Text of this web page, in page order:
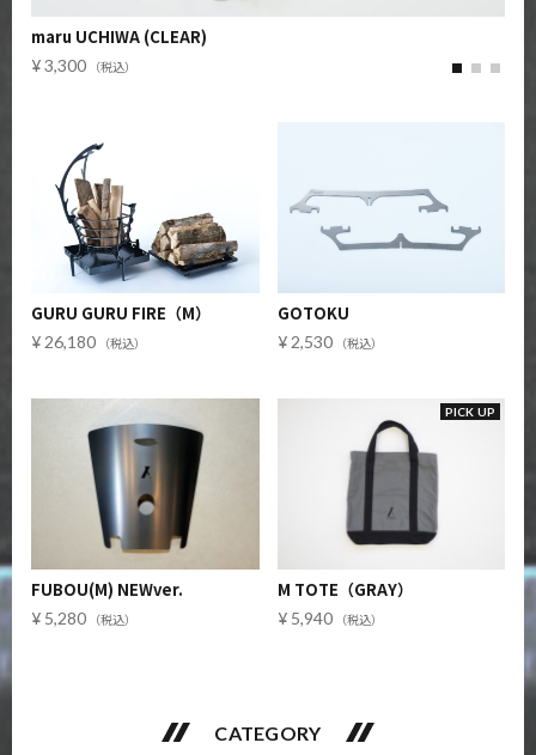
maru UCHIWA (CLEAR)
3,300
GURU GURU FIRE（M）
26,180
GOTOKU
2,530
FUBOU(M) NEWver.
5,280
PICK UP
M TOTE（GRAY）
5,940
CATEGORY